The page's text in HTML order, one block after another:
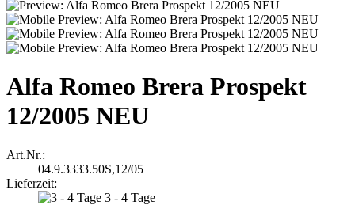
Alfa Romeo Brera Prospekt
12/2005 NEU
Art.Nr.:
04.9.3333.50S,12/05
Lieferzeit:
3 - 4 Tage